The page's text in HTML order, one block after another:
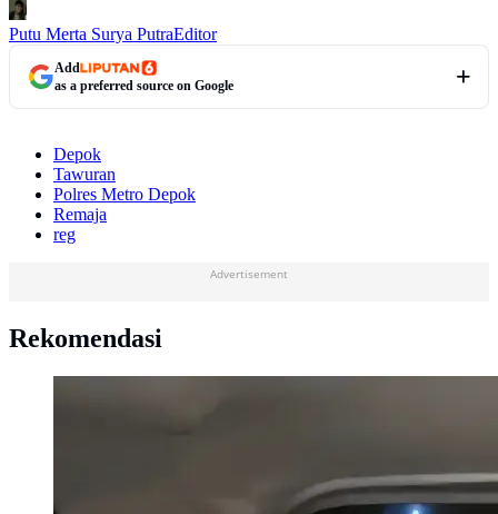
Putu Merta Surya PutraEditor
Add
as a preferred source on Google
Depok
Tawuran
Polres Metro Depok
Remaja
reg
Advertisement
Rekomendasi